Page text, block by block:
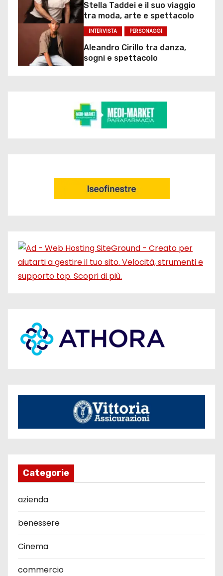
Stella Taddei e il suo viaggio
tra moda, arte e spettacolo
INTERVISTA PERSONAGGI
Aleandro Cirillo tra danza,
sogni e spettacolo
Categorie
azienda
benessere
Cinema
commercio